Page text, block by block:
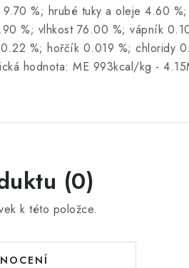
%; hrubé tuky a oleje 4.60 %;
%; vlhkost 76.00 %; vápník
%; hořčík 0.019 %; chloridy
hodnota: ME 993kcal/kg -
(0)
k této položce.